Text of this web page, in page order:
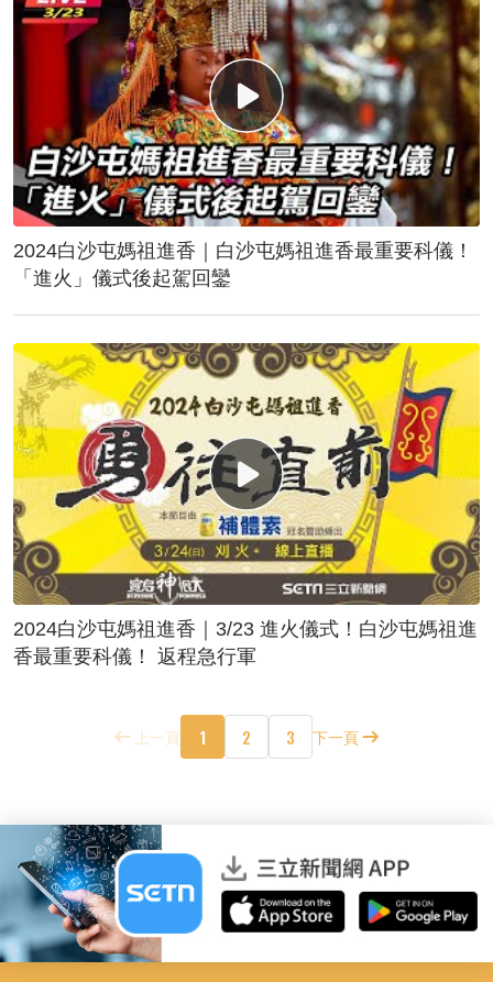
2024白沙屯媽祖進香｜白沙屯媽祖進香最重要科儀！
「進火」儀式後起駕回鑾
2024白沙屯媽祖進香｜3/23 進火儀式！白沙屯媽祖進
香最重要科儀！ 返程急行軍
上一頁 1 2 3 下一頁